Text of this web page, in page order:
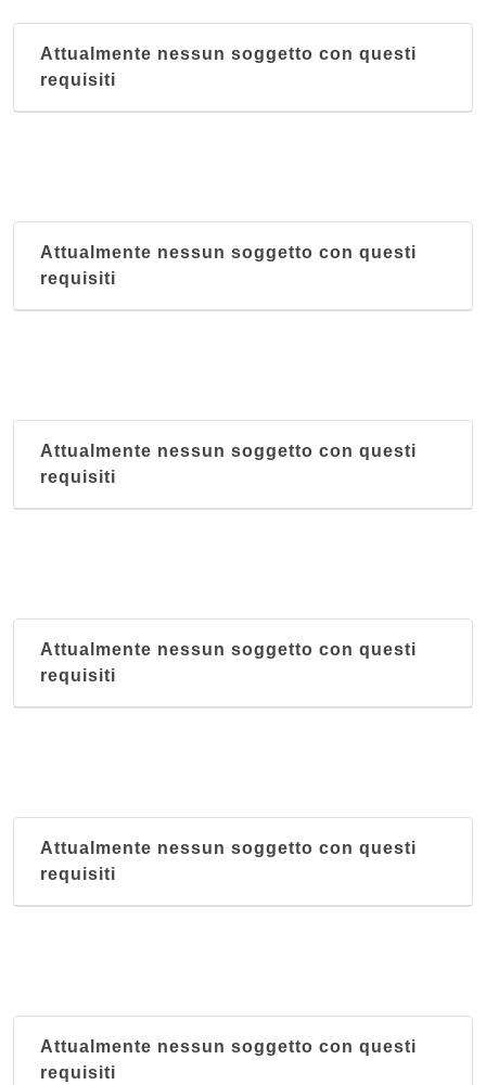
frazione Campolo 22, Grizzana Morandi
Attualmente nessun soggetto con questi
requisiti
Attualmente nessun soggetto con questi
requisiti
Attualmente nessun soggetto con questi
requisiti
Attualmente nessun soggetto con questi
requisiti
Attualmente nessun soggetto con questi
requisiti
Attualmente nessun soggetto con questi
requisiti